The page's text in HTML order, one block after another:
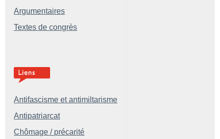
Argumentaires
Textes de congrès
Antifascisme et antimiltarisme
Antipatriarcat
Chômage / précarité